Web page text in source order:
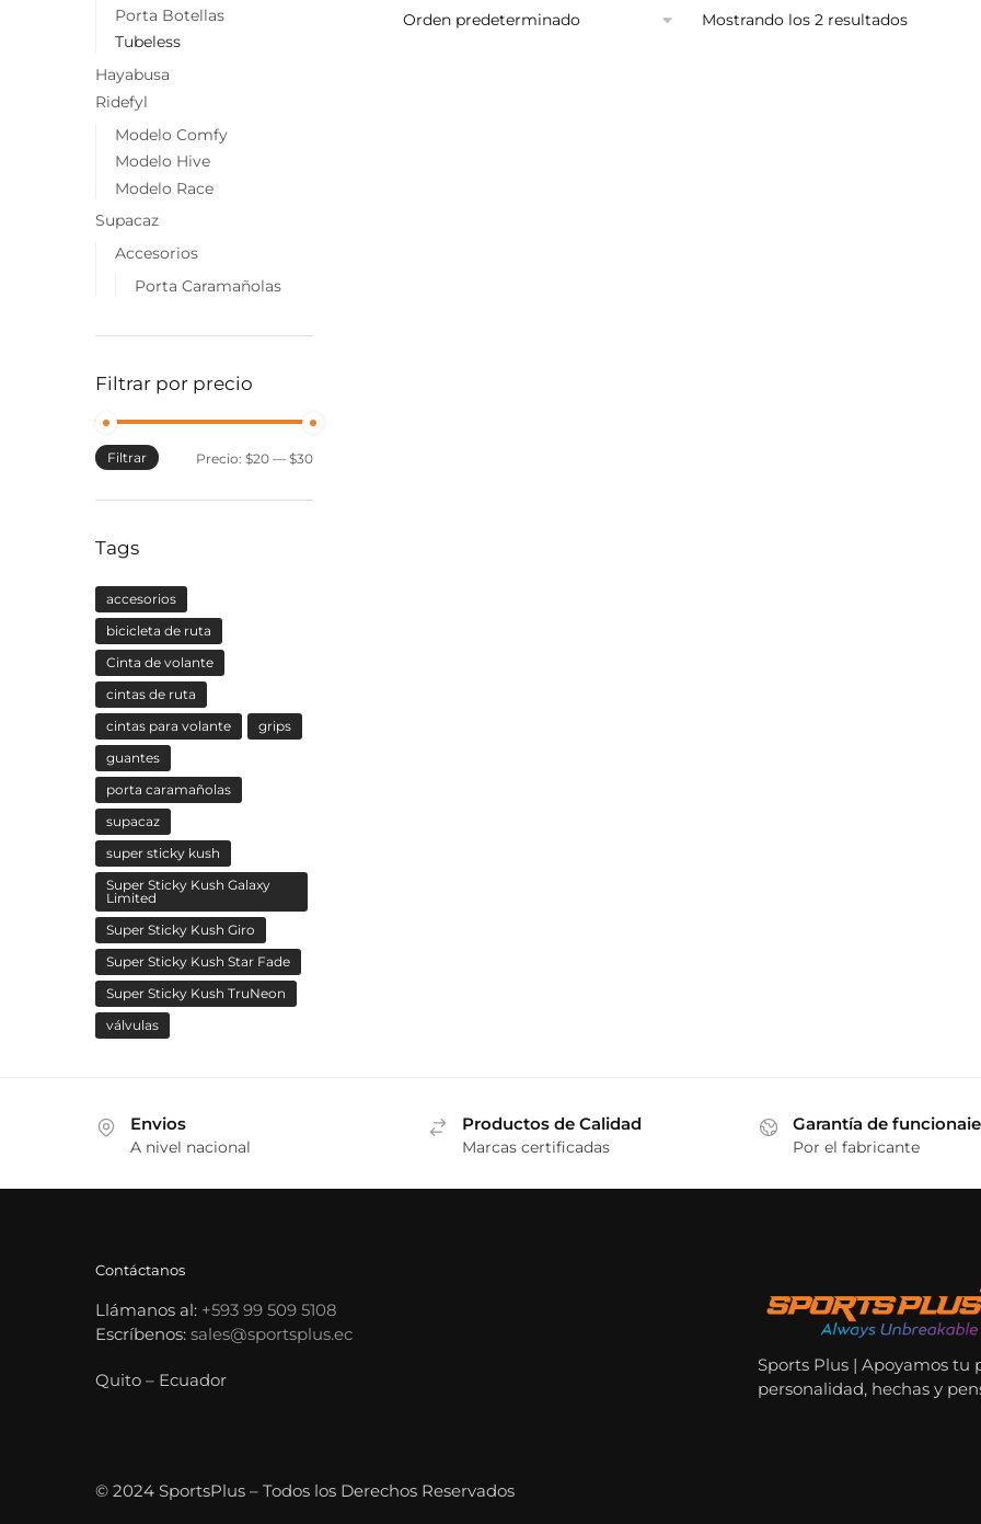
Mostrando los 2 resultados
Porta Botellas
Tubeless
Hayabusa
Ridefyl
Modelo Comfy
Modelo Hive
Modelo Race
Supacaz
Accesorios
Porta Caramañolas
Filtrar por precio
Precio
Precio
Filtrar Precio: $20— $30
Tags
accesorios
bicicleta de ruta
Cinta de volante
cintas de ruta
cintas para volante
grips
guantes
porta caramañolas
supacaz
super sticky kush
Super Sticky Kush Galaxy
Limited
Super Sticky Kush Giro
Super Sticky Kush Star Fade
Super Sticky Kush TruNeon
válvulas
Envios
A nivel nacional
Productos de Calidad
Marcas certificadas
Garantía de
Por el fabricante
Contáctanos
Llámanos al: +593 99 509 5108
Escríbenos: sales@sportsplus.ec
Quito – Ecuador
Sports Plus | Apoyamos
personalidad, hechas y
© 2024 SportsPlus – Todos los Derechos Reservados